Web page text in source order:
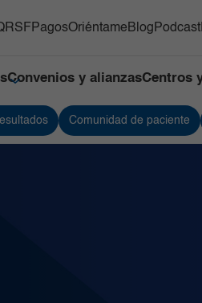
PagosOriéntameBlog Podcast
Quirúrgicos
Convenios y alianzasCentros
Comunidad de paciente